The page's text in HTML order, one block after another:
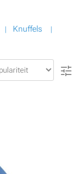
Knuffels